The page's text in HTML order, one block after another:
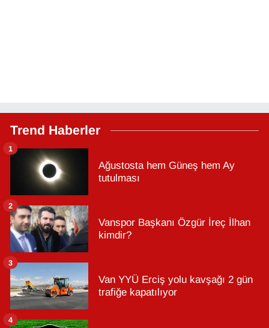
Trend Haberler
Ağustosta hem Güneş hem Ay
tutulması
1
Vanspor Başkanı Özgür İreç İlhan
kimdir?
2
Van YYÜ Erciş yolu kavşağı 2 gün
trafiğe kapatılıyor
3
4